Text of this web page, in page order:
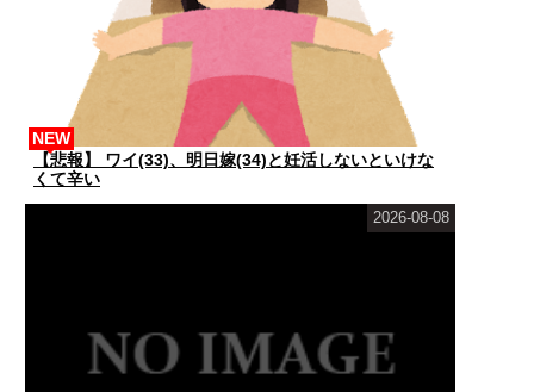
【悲報】 ワイ(33)、明日嫁(34)と妊活しないといけな
くて辛い
NEW
2026-08-08